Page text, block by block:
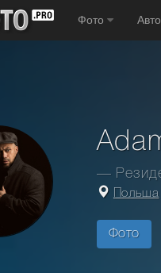
Фото
—
Польша
Фото